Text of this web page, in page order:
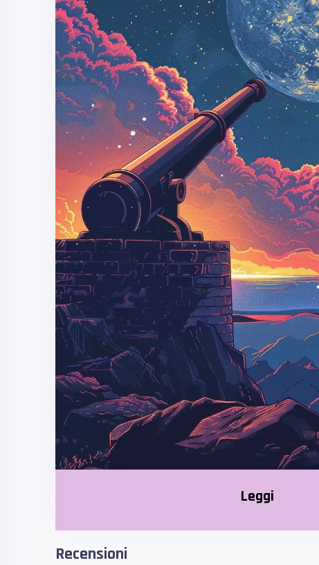
Leggi
Recensioni